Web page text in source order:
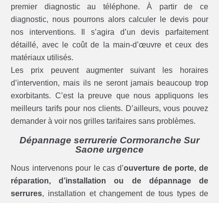
premier diagnostic au téléphone. À partir de ce
diagnostic, nous pourrons alors calculer le devis pour
nos interventions. Il s’agira d’un devis parfaitement
détaillé, avec le coût de la main-d’œuvre et ceux des
matériaux utilisés.
Les prix peuvent augmenter suivant les horaires
d’intervention, mais ils ne seront jamais beaucoup trop
exorbitants. C’est la preuve que nous appliquons les
meilleurs tarifs pour nos clients. D’ailleurs, vous pouvez
demander à voir nos grilles tarifaires sans problèmes.
Dépannage serrurerie Cormoranche Sur
Saone urgence
Nous intervenons pour le cas d’ouverture de porte, de
réparation, d’installation ou de dépannage de
serrures, installation et changement de tous types de